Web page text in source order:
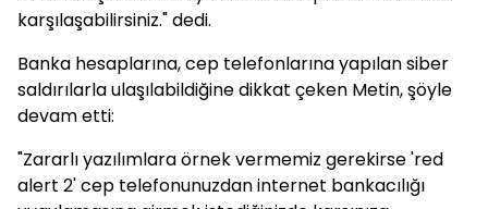
karşılaşabilirsiniz." dedi.
Banka hesaplarına, cep telefonlarına yapılan siber
saldırılarla ulaşılabildiğine dikkat çeken Metin, şöyle
devam etti:
"Zararlı yazılımlara örnek vermemiz gerekirse 'red
alert 2' cep telefonunuzdan internet bankacılığı